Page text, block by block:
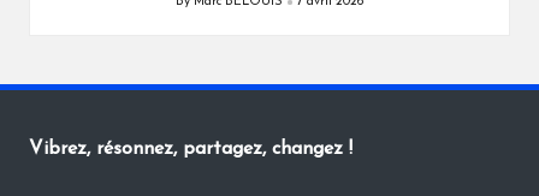
Posted
Vibrez, résonnez, partagez, changez !